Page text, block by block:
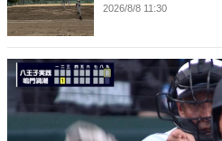
2026/8/8 11:30